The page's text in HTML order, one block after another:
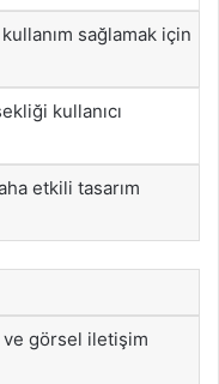
sağlamak için
kullanıcı
etkili tasarım
ve görsel iletişim